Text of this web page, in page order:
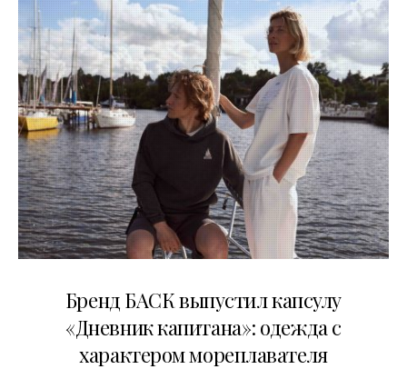
Бренд БАСК выпустил капсулу
«Дневник капитана»: одежда с
характером мореплавателя